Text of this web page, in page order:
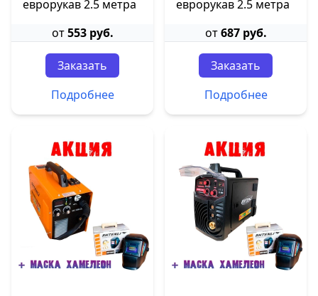
еврорукав 2.5 метра
от553 руб.
Заказать
Подробнее
еврорукав 2.5 метра
от687 руб.
Заказать
Подробнее